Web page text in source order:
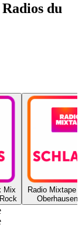
du
Mix
Radio Mixtape